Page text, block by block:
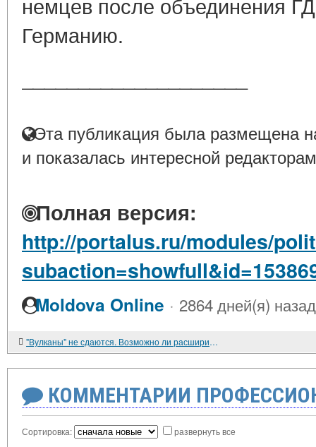
Германию.
Эта публикация была размещена
и показалась интересной
Полная версия:
http://portalus.ru/modules/
Moldova Online · 2864 дней(я) назад
"Вулканы" не сдаются. Возможно ли расширить список игровых зон в Российской Федерации? Мнение.
КОММЕНТАРИИ
Сортировка: развернуть все